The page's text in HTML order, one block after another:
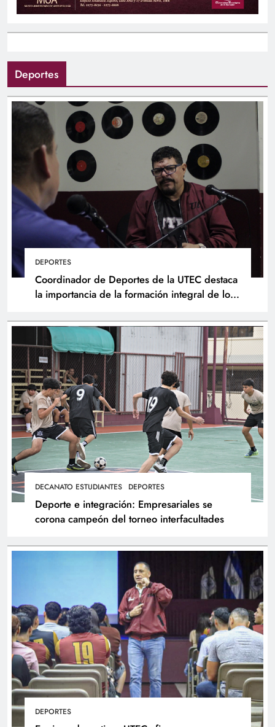
Deportes
DEPORTES
Coordinador de Deportes de la UTEC destaca
la importancia de la formación integral de los
DECANATO ESTUDIANTES DEPORTES
Deporte e integración: Empresariales se
corona campeón del torneo interfacultades
DEPORTES